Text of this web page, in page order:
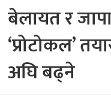
बेलायत र
‘प्रोटोकल’
अघि बढ्ने